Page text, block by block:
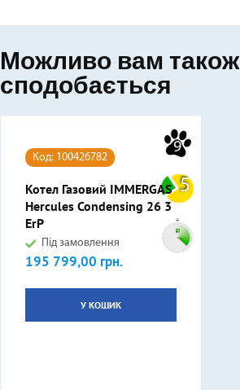
Можливо вам також
сподобається
9
5
Код: 100426782
Котел Газовий IMMERGAS
Hercules Condensing 26 3
ErP
Під замовлення
Ціна
195 799,00 грн.
У КОШИК